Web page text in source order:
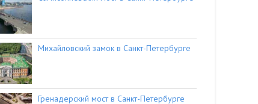
Михайловский замок в Санкт-Петербурге
Гренадерский мост в Санкт-Петербурге